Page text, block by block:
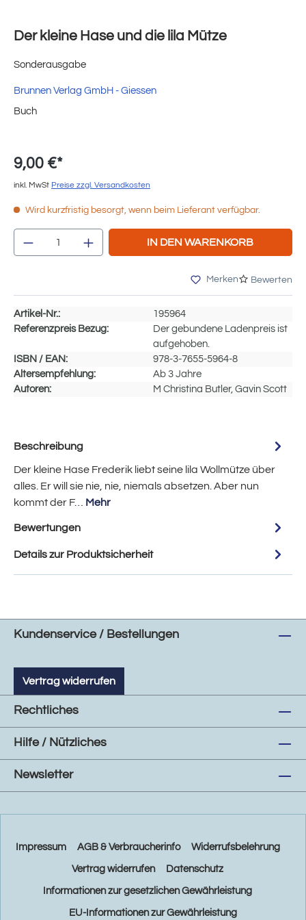
Der kleine Hase und die lila Mütze
Sonderausgabe
Brunnen Verlag GmbH - Giessen
Buch
9,00 €*
inkl. MwSt Preise zzgl. Versandkosten
Wird kurzfristig besorgt, wenn beim Lieferant verfügbar.
Produkt Anzahl: Gib den gewünschten
IN DEN WARENKORB
Merken Bewerten
Artikel-Nr.:
195964
Referenzpreis Bezug:
Der gebundene Ladenpreis ist
aufgehoben.
ISBN / EAN:
978-3-7655-5964-8
Altersempfehlung:
Ab 3 Jahre
Autoren:
M Christina Butler, Gavin Scott
Beschreibung
Der kleine Hase Frederik liebt seine lila Wollmütze über
alles. Er will sie nie, nie, niemals absetzen. Aber nun
kommt der F… Mehr
Bewertungen
Details zur Produktsicherheit
Kundenservice / Bestellungen
Vertrag widerrufen
Rechtliches
Hilfe / Nützliches
Newsletter
Impressum AGB & Verbraucherinfo Widerrufsbelehrung
Vertrag widerrufen Datenschutz
Informationen zur gesetzlichen Gewährleistung
EU-Informationen zur Gewährleistung